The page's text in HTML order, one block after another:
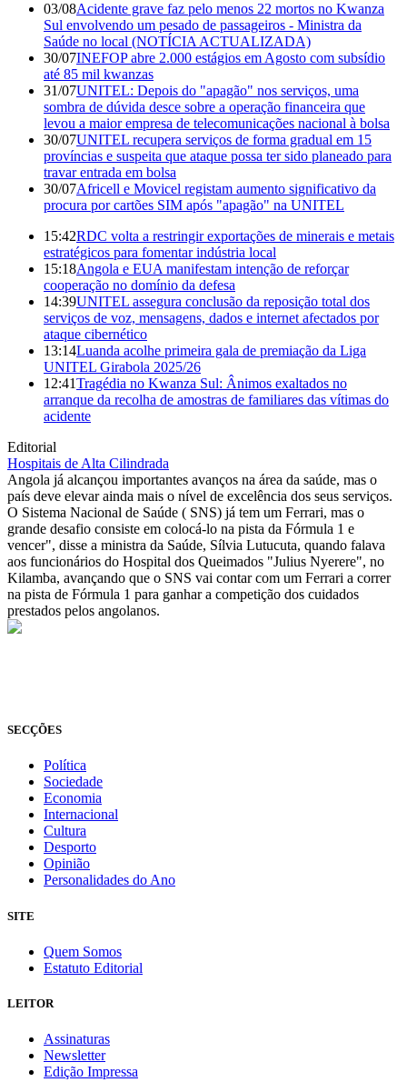
03/08Acidente grave faz pelo menos 22 mortos no Kwanza
Sul envolvendo um pesado de passageiros - Ministra da
Saúde no local (NOTÍCIA ACTUALIZADA)
30/07INEFOP abre 2.000 estágios em Agosto com subsídio
até 85 mil kwanzas
31/07UNITEL: Depois do "apagão" nos serviços, uma
sombra de dúvida desce sobre a operação financeira que
levou a maior empresa de telecomunicações nacional à bolsa
30/07UNITEL recupera serviços de forma gradual em 15
províncias e suspeita que ataque possa ter sido planeado para
travar entrada em bolsa
30/07Africell e Movicel registam aumento significativo da
procura por cartões SIM após "apagão" na UNITEL
15:42RDC volta a restringir exportações de minerais e metais
estratégicos para fomentar indústria local
15:18Angola e EUA manifestam intenção de reforçar
cooperação no domínio da defesa
14:39UNITEL assegura conclusão da reposição total dos
serviços de voz, mensagens, dados e internet afectados por
ataque cibernético
13:14Luanda acolhe primeira gala de premiação da Liga
UNITEL Girabola 2025/26
12:41Tragédia no Kwanza Sul: Ânimos exaltados no
arranque da recolha de amostras de familiares das vítimas do
acidente
Editorial
Hospitais de Alta Cilindrada
Angola já alcançou importantes avanços na área da saúde, mas o
país deve elevar ainda mais o nível de excelência dos seus serviços.
O Sistema Nacional de Saúde ( SNS) já tem um Ferrari, mas o
grande desafio consiste em colocá-lo na pista da Fórmula 1 e
vencer", disse a ministra da Saúde, Sílvia Lutucuta, quando falava
aos funcionários do Hospital dos Queimados "Julius Nyerere", no
Kilamba, avançando que o SNS vai contar com um Ferrari a correr
na pista de Fórmula 1 para ganhar a competição dos cuidados
prestados pelos angolanos.
SECÇÕES
Política
Sociedade
Economia
Internacional
Cultura
Desporto
Opinião
Personalidades do Ano
SITE
Quem Somos
Estatuto Editorial
LEITOR
Assinaturas
Newsletter
Edição Impressa